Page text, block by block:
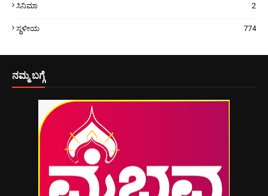
ಸಿನಿಮಾ 2
ಸ್ಥಳೀಯ 774
ನಮ್ಮ ಬಗ್ಗೆ